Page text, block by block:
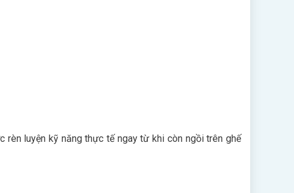
luyện kỹ năng thực tế ngay từ khi còn ngồi trên ghế